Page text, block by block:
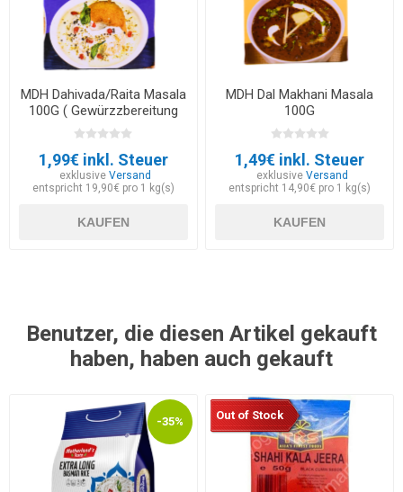
MDH Dahivada/Raita Masala
100G ( Gewürzzbereitung
für Indisches
1,99€ inkl. Steuer
exklusiveVersand
entspricht 19,90€ pro 1 kg(s)
KAUFEN
MDH Dal Makhani Masala
100G
1,49€ inkl. Steuer
exklusive Versand
entspricht 14,90€ pro 1 kg(s)
KAUFEN
Benutzer, die diesen Artikel gekauft
haben, haben auch gekauft
-35% Out of Stock